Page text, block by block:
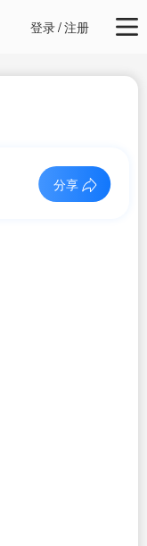
登录/注册
分享